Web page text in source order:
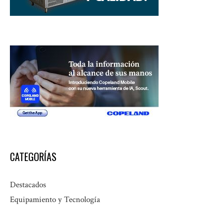
CATEGORÍAS
Destacados
Equipamiento y Tecnología